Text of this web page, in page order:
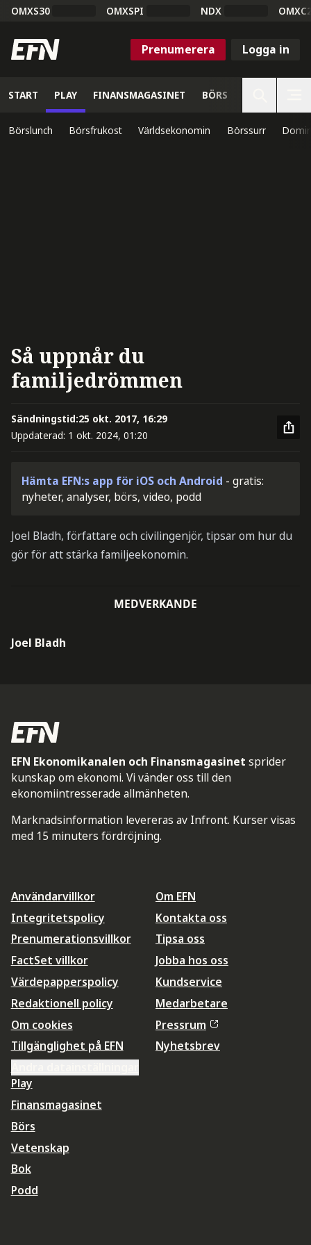
OMXS30 OMXSPI NDX
Prenumerera Logga in
START PLAY FINANSMAGASINET BÖRS
Börslunch Börsfrukost Världsekonomin Börssurr
Så uppnår du
familjedrömmen
Sändningstid:25 okt. 2017, 16:29
Uppdaterad: 1 okt. 2024, 01:20
Hämta EFN:s app för iOS och Android - gratis:
nyheter, analyser, börs, video, podd
Joel Bladh, författare och civilingenjör, tipsar om hur du
gör för att stärka familjeekonomin.
MEDVERKANDE
Joel Bladh
EFN Ekonomikanalen och Finansmagasinet sprider
kunskap om ekonomi. Vi vänder oss till den
ekonomiintresserade allmänheten.
Marknadsinformation levereras av Infront. Kurser visas
med 15 minuters fördröjning.
Användarvillkor
Integritetspolicy
Prenumerationsvillkor
FactSet villkor
Värdepapperspolicy
Redaktionell policy
Om cookies
Tillgänglighet på EFN
Om EFN
Kontakta oss
Tipsa oss
Jobba hos oss
Kundservice
Medarbetare
Pressrum
Nyhetsbrev
Play
Finansmagasinet
Börs
Vetenskap
Bok
Podd